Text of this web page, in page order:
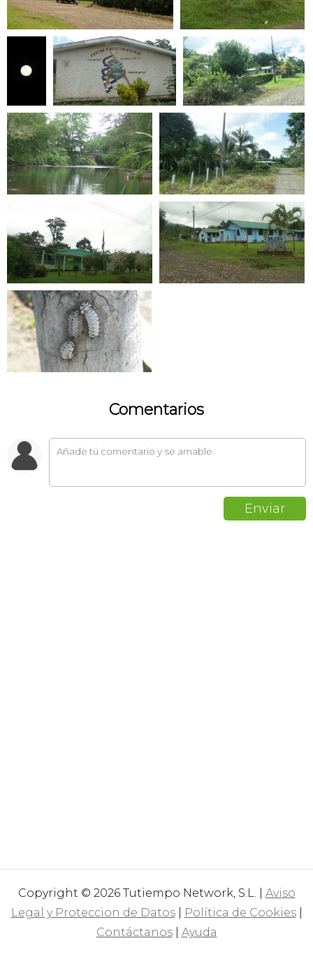
Comentarios
Copyright © 2026 Tutiempo Network, S.L. | Aviso
Legal y Proteccion de Datos| Política de Cookies|
Contáctanos| Ayuda